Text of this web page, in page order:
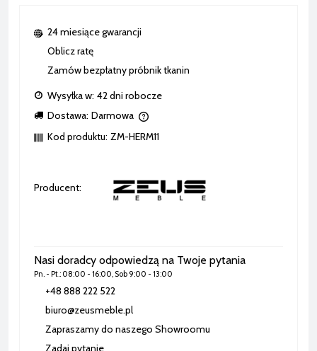
24 miesiące gwarancji
Oblicz ratę
Zamów bezpłatny próbnik tkanin
Wysyłka w: 42 dni robocze
Dostawa: Darmowa
Cena nie zawiera ewentualnych kosztów płatności
Kod produktu: ZM-HERM11
Producent:
Nasi doradcy odpowiedzą na Twoje pytania
Pn. - Pt.: 08:00 - 16:00, Sob 9:00 - 13:00
+48 888 222 522
biuro@zeusmeble.pl
Zapraszamy do naszego Showroomu
Zadaj pytanie